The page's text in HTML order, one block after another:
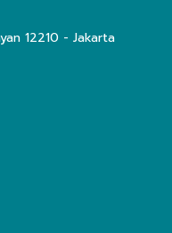
12210 - Jakarta